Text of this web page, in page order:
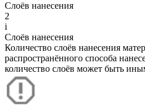
Слоёв нанесения
2
i
Слоёв нанесения
Количество слоёв нанесения
распространённого способа
количество слоёв может быть